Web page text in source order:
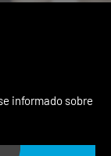
informado sobre